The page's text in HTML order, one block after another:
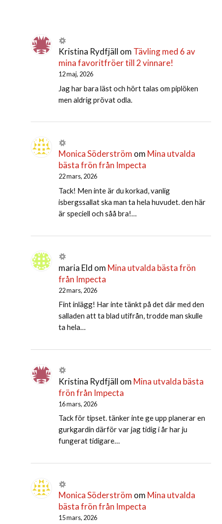
Kristina Rydfjäll om Tävling med 6 av
mina favoritfröer till 2 vinnare!
12 maj, 2026
Jag har bara läst och hört talas om piplöken
men aldrig prövat odla.
Monica Söderström om Mina utvalda
bästa frön från Impecta
22 mars, 2026
Tack! Men inte är du korkad, vanlig
isbergssallat ska man ta hela huvudet. den här
är speciell och såå bra!…
maria Eld om Mina utvalda bästa frön
från Impecta
22 mars, 2026
Fint inlägg! Har inte tänkt på det där med den
salladen att ta blad utifrån, trodde man skulle
ta hela…
Kristina Rydfjäll om Mina utvalda bästa
frön från Impecta
16 mars, 2026
Tack för tipset. tänker inte ge upp planerar en
gurkgardin därför var jag tidig i år har ju
fungerat tidigare…
Monica Söderström om Mina utvalda
bästa frön från Impecta
15 mars, 2026